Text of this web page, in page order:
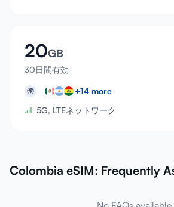
20GB
30日間有効
🌍 +14 more
5G, LTEネットワーク
Colombia eSIM: Frequently